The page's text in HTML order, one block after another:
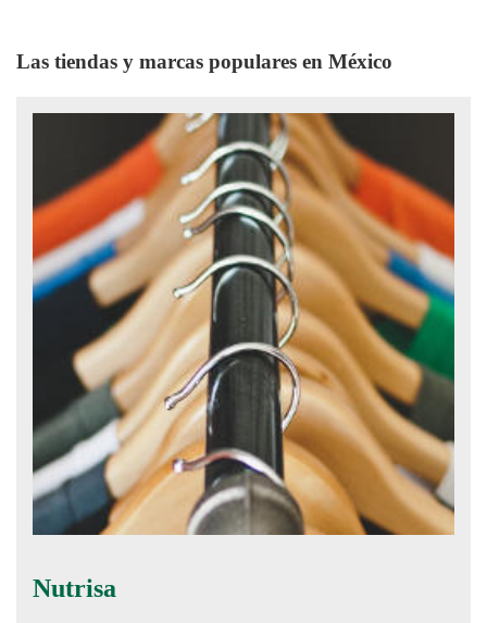
Las tiendas y marcas populares en México
Nutrisa